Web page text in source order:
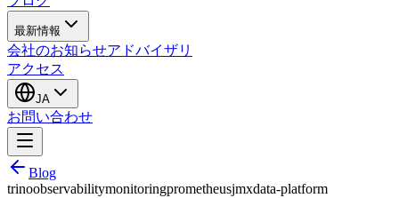
最新情報
会社のお知らせアドバイザリ
アクセス
JA
お問い合わせ
Blog
trinoobservabilitymonitoringprometheusjmxdata-platform